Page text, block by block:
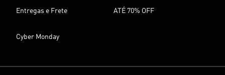
Entregas e Frete ATÉ 70% OFF
Cyber Monday